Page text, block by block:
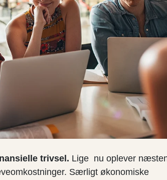
trivsel. Lige nu oplever
Særligt økonomiske